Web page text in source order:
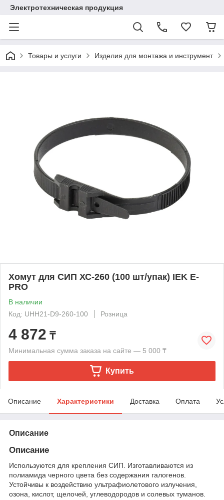
Электротехническая продукция
Товары и услуги Изделия для монтажа и инструмент
Хомут для СИП ХС-260 (100 шт/упак) IEK E-
PRO
В наличии
Код: UHH21-D9-260-100
Розница
4 872 ₸
Минимальная сумма заказа на сайте — 5 000 ₸
Купить
Описание Характеристики Доставка Оплата
Описание
Описание
Используются для крепления СИП. Изготавливаются из
полиамида черного цвета без содержания галогенов.
Устойчивы к воздействию ультрафиолетового излучения,
озона, кислот, щелочей, углеводородов и солевых туманов.